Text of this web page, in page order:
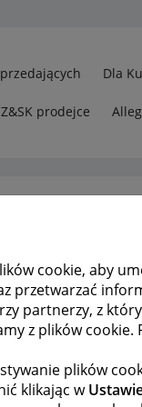
cookie, aby
przetwarzać
partnerzy, z
z plików
plików
klikając w
Dla
prodejce
Raty i dostawa